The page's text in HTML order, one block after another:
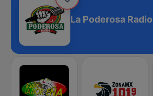
La Poderosa Radio